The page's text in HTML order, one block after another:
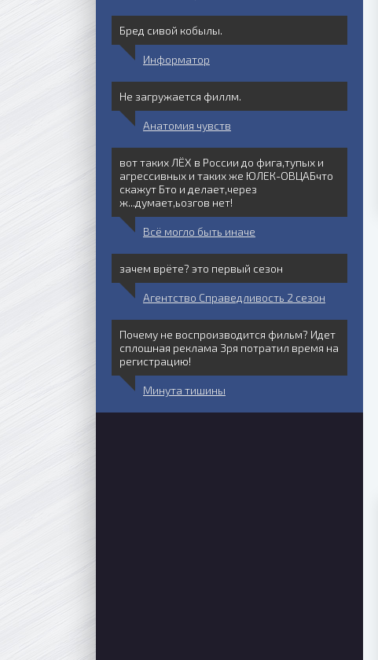
Бред сивой кобылы.
Информатор
Не загружается филлм.
Анатомия чувств
вот таких ЛЁХ в России до фига,тупых и
агрессивных и таких же ЮЛЕК-ОВЦАБчто
скажут Бто и делает,через
ж...думает,ьозгов нет!
Всё могло быть иначе
зачем врёте? это первый сезон
Агентство Справедливость 2 сезон
Почему не воспроизводится фильм? Идет
сплошная реклама Зря потратил время на
регистрацию!
Минута тишины